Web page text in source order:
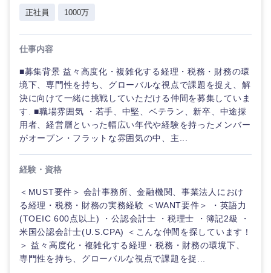
正社員
1000万
仕事内容
■募集背景 益々高度化・複雑化する経理・税務・財務の環
境下、専門性を持ち、グローバルな視点で課題を捉え、解
決に向けて一緒に挑戦していただける仲間を募集していま
す. ■職場雰囲気 ・若手、中堅、ベテラン、新卒、中途採
用者、経営層といった幅広い年代や経験を持ったメンバー
がオープン・フラットな雰囲気の中、主...
経験・資格
＜MUST要件＞ 会計事務所、金融機関、事業法人におけ
る経理・税務・財務の実務経験 ＜WANT要件＞ ・英語力
(TOEIC 600点以上) ・公認会計士 ・税理士 ・簿記2級 ・
米国公認会計士(U.S.CPA) ＜こんな仲間を探しています！
＞ 益々高度化・複雑化する経理・税務・財務の環境下、
専門性を持ち、グローバルな視点で課題を捉...